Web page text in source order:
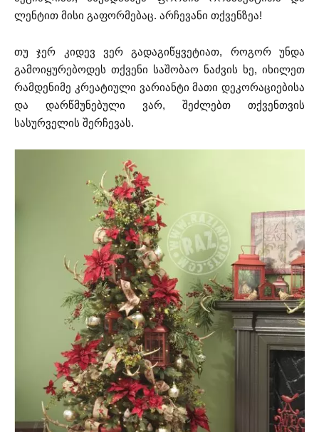
ლენტით მისი გაფორმებაც. არჩევანი თქვენზეა!
თუ ჯერ კიდევ ვერ გადაგიწყვეტიათ, როგორ უნდა
გამოიყურებოდეს თქვენი საშობაო ნაძვის ხე, იხილეთ
რამდენიმე კრეატიული ვარიანტი მათი დეკორაციებისა
და დარწმუნებული ვარ, შეძლებთ თქვენთვის
სასურველის შერჩევას.